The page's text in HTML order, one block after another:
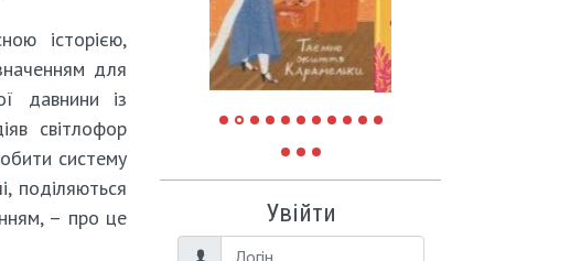
історією,
для
давнини із
світлофор
систему
поділяються
– про це
Увійти